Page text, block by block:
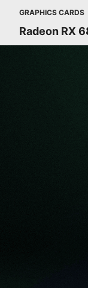
GRAPHICS CARDS
Radeon RX